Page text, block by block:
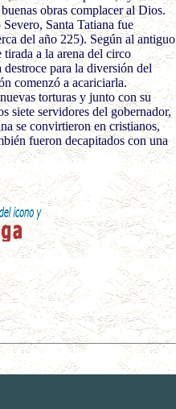
obras complacer al Dios.
Santa Tatiana fue
del año 225). Según al antiguo
tirada a la arena del circo
para la diversión del
comenzó a acariciarla.
torturas y junto con su
siete servidores del gobernador,
se convirtieron en cristianos,
fueron decapitados con una